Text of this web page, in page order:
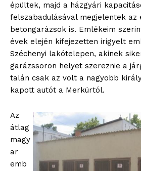
épültek, majd a házgyári
felszabadulásával megjelentek az
betongarázsok is. Emlékeim
évek elején kifejezetten irigyelt
Széchenyi lakótelepen, akinek
garázssoron helyet szereznie a
talán csak az volt a nagyobb
kapott autót a Merkúrtól.
Az
átlag
magy
ar
emb